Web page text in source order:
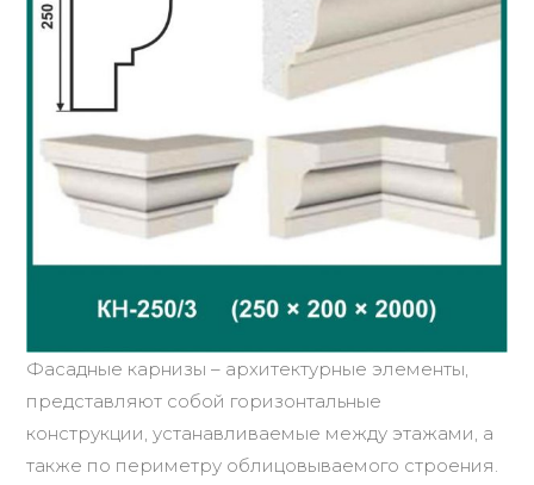
Фасадные карнизы – архитектурные элементы,
представляют собой горизонтальные
конструкции, устанавливаемые между этажами, а
также по периметру облицовываемого строения.